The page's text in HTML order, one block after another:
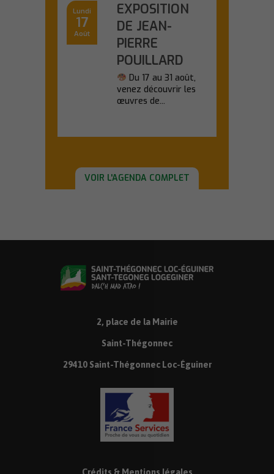
Lundi
17
Août
EXPOSITION
DE JEAN-
PIERRE
POUILLARD
Du 17 au 31 août,
venez découvrir les
œuvres de...
VOIR L'AGENDA COMPLET
2, place de la Mairie
Saint-Thégonnec
29410 Saint-Thégonnec Loc-Éguiner